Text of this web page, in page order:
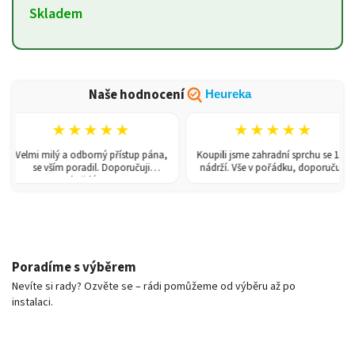
Skladem
Naše hodnocení Heureka
★★★★★
Velmi milý a odborný přístup pána,
se vším poradil. Doporučuji
každému!
★★★★★
Koupili jsme zahradní sprchu se 150l
nádrží. Vše v pořádku, doporučuji.
Poradíme s výběrem
Nevíte si rady? Ozvěte se – rádi pomůžeme od výběru až po
instalaci.